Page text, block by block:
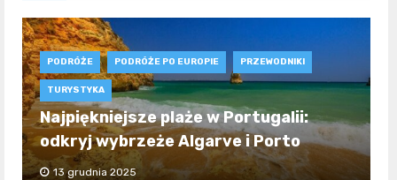
PODRÓŻE PODRÓŻE PO EUROPIE PRZEWODNIKI
TURYSTYKA
Najpiękniejsze plaże w Portugalii:
odkryj wybrzeże Algarve i Porto
13 grudnia 2025